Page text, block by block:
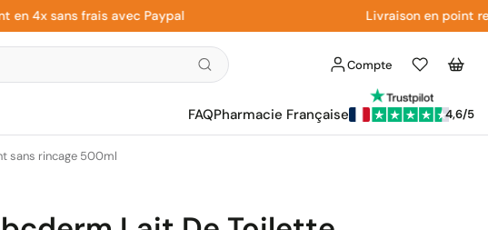
sans frais avec Paypal Livraison en point
Compte
Liste
d'envies
Panier
FAQPharmacie Française 4,6/5
sans rincage 500ml